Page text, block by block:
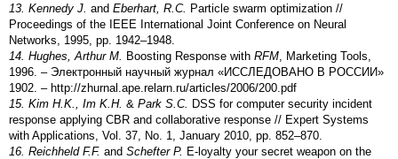
13. Kennedy J. and Eberhart, R.C. Particle swarm optimization //
Proceedings of the IEEE International Joint Conference on Neural
Networks, 1995, pp. 1942–1948.
14. Hughes, Arthur M. Boosting Response with RFM , Marketing Tools,
1996. – Электронный научный журнал «ИССЛЕДОВАНО В РОССИИ»
1902. – http://zhurnal.ape.relarn.ru/articles/2006/200.pdf
15. Kim H.K., Im K.H. & Park S.C. DSS for computer security incident
response applying CBR and collaborative response // Expert Systems
with Applications, Vol. 37, No. 1, January 2010, pp. 852–870.
16. Reichheld F.F. and Schefter P. E-loyalty your secret weapon on the